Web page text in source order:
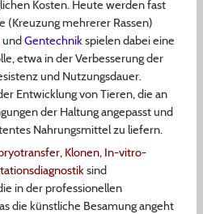
Kosten. Heute werden fast
(Kreuzung mehrerer Rassen)
undGentechnikspielen dabei eine
etwa in der Verbesserung der
und Nutzungsdauer.
Entwicklung von Tieren, die an
der Haltung angepasst und
Nahrungsmittel zu liefern.
, Klonen, In-vitro-
sind
in der professionellen
die künstliche Besamung angeht